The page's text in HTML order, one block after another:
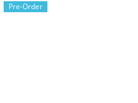
Pre-Order